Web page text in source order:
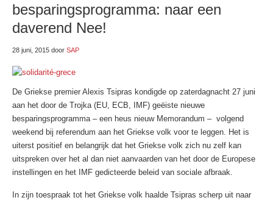
besparingsprogramma: naar een
daverend Nee!
28 juni, 2015 door SAP
De Griekse premier Alexis Tsipras kondigde op zaterdagnacht 27 juni
aan het door de Trojka (EU, ECB, IMF) geëiste nieuwe
besparingsprogramma – een heus nieuw Memorandum – volgend
weekend bij referendum aan het Griekse volk voor te leggen. Het is
uiterst positief en belangrijk dat het Griekse volk zich nu zelf kan
uitspreken over het al dan niet aanvaarden van het door de Europese
instellingen en het IMF gedicteerde beleid van sociale afbraak.
In zijn toespraak tot het Griekse volk haalde Tsipras scherp uit naar